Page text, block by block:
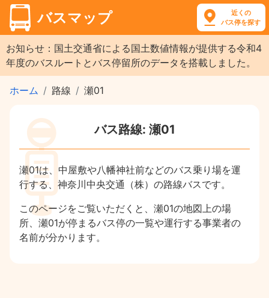
バスマップ
近くの
バス停を探す
お知らせ：国土交通省による国土数値情報が提供する令和4
年度のバスルートとバス停留所のデータを搭載しました。
ホーム 路線 瀬01
バス路線: 瀬01
瀬01は、中屋敷や八幡神社前などのバス乗り場を運
行する、神奈川中央交通（株）の路線バスです。
このページをご覧いただくと、瀬01の地図上の場
所、瀬01が停まるバス停の一覧や運行する事業者の
名前が分かります。